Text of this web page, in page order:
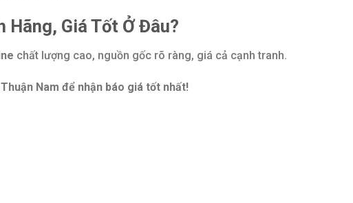
Hãng, Giá Tốt Ở Đâu?
chất lượng cao, nguồn gốc rõ ràng, giá cả cạnh tranh.
Nam để nhận báo giá tốt nhất!